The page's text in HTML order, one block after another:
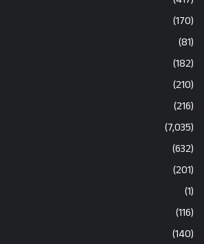
(170)
(81)
(182)
(210)
(216)
(7,035)
(632)
(201)
(1)
(116)
(140)